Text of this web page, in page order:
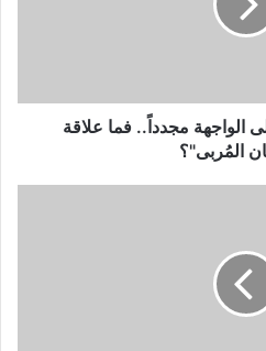
الواجهة مجدداً.. فما علاقة
المُربى"؟